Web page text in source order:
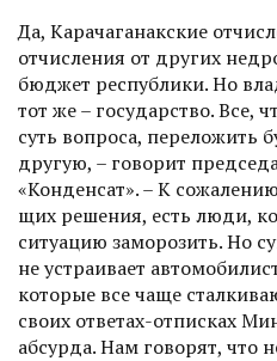
Да, Карачаганакские
отчисления от других
бюджет республики. Но
тот же – государство. Все,
суть вопроса, переложить
другую, – говорит
«Конденсат». – К
щих решения, есть люди,
ситуацию заморозить. Но
не устраивает
которые все чаще
своих ответах-отписках
абсурда. Нам говорят, что